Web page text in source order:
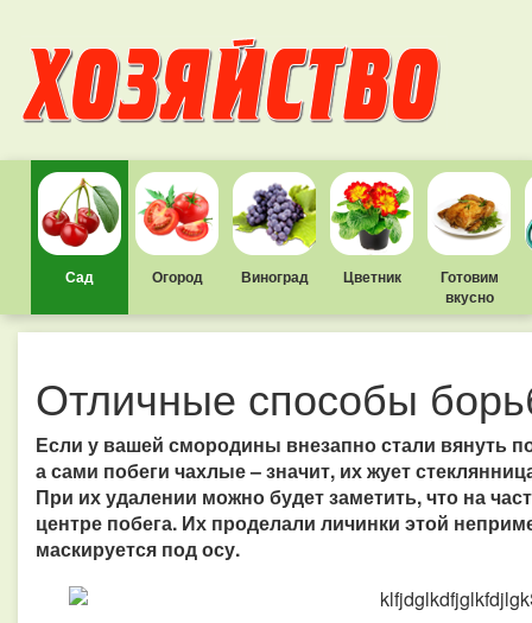
Сад Огород Виноград Цветник
Готовим
вкусно
Отличные способы
Если у вашей смородины внезапно стали вянуть
а сами побеги чахлые – значит, их жует
При их удалении можно будет заметить, что на
центре побега. Их проделали личинки этой
маскируется под осу.